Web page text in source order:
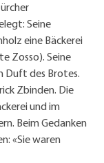
Seine
eine Bäckerei
Zosso). Seine
Duft des Brotes.
Zbinden. Die
und im
Beim Gedanken
«Sie waren